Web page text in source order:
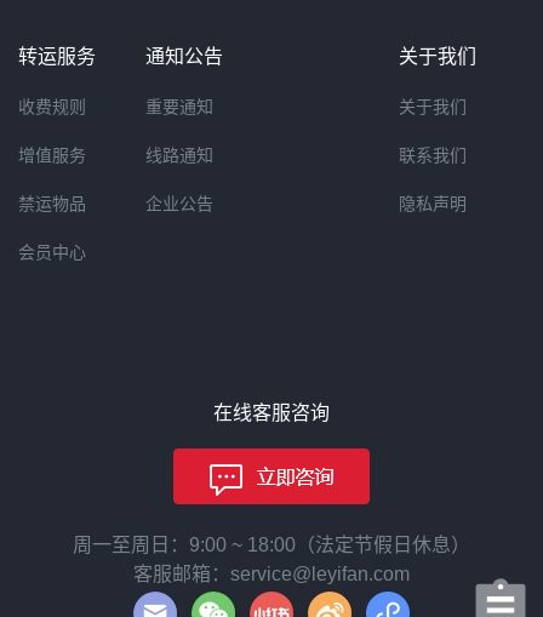
转运服务
收费规则
增值服务
禁运物品
会员中心
通知公告
重要通知
线路通知
企业公告
关于我们
关于我们
联系我们
隐私声明
在线客服咨询
周一至周日：9:00 ~ 18:00（法定节假日休息）
客服邮箱：service@leyifan.com